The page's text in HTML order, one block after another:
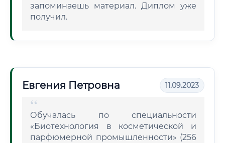
запоминаешь материал. Диплом уже
получил.
Евгения Петровна 11.09.2023
Обучалась по специальности
«Биотехнология в косметической и
парфюмерной промышленности» (256